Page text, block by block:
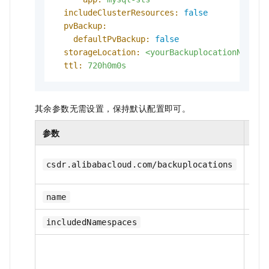
includeClusterResources:
false
pvBackup:
defaultPvBackup:
false
storageLocation:
<yourBackuplocationName>
ttl:
720h0m0s
其余参数无需设置，保持默认配置即可。
参数
csdr.alibabacloud.com/backuplocations
name
includedNamespaces